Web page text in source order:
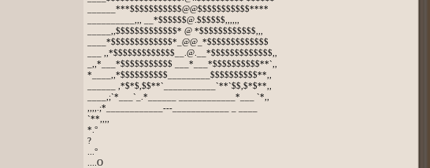
______***$$$$$$$$$$$@@$$$$$$$$$$$****
__________,,, __*$$$$$$@.$$$$$$,,,,,,
_____,,$$$$$$$$$$$$$* @ *$$$$$$$$$$$$,,,
____*$$$$$$$$$$$$$*_@@_*$$$$$$$$$$$$$
___ ,,*$$$$$$$$$$$$$__.@.__*$$$$$$$$$$$$$,,
_,,*___*$$$$$$$$$$$ ___*___*$$$$$$$$$$**`,,
*____,,*$$$$$$$$$$_________$$$$$$$$$$**,,
______ ,*$*$,$$**`___________`**`$$,$*$**,,
____,;`*___`_.*______ ____________*___ `*,,
,,,,.;*____________---____________ _ ____
`**,,,,
*.°
?
...°
....O